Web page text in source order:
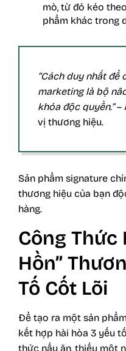
mò, từ đó kéo
phẩm khác trong
“Cách duy nhất để
marketing là bộ
khóa độc quyền.”–
vị thương hiệu.
Sản phẩm signature
thương hiệu của bạn
hàng.
Công Thức
Hồn”
Tố Cốt Lõi
Để tạo ra một sản
kết hợp hài hòa 3 yếu
thức nấu ăn, thiếu một